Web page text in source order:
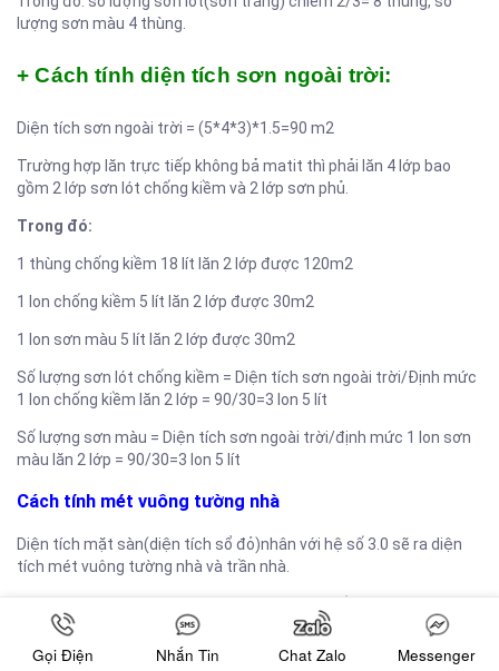
lượng sơn màu 4 thùng.
+ Cách tính diện tích sơn ngoài trời:
Diện tích sơn ngoài trời = (5*4*3)*1.5=90 m2
Trường hợp lăn trực tiếp không bả matit thì phải lăn 4 lớp bao
gồm 2 lớp sơn lót chống kiềm và 2 lớp sơn phủ.
Trong đó:
1 thùng chống kiềm 18 lít lăn 2 lớp được 120m2
1 lon chống kiềm 5 lít lăn 2 lớp được 30m2
1 lon sơn màu 5 lít lăn 2 lớp được 30m2
Số lượng sơn lót chống kiềm = Diện tích sơn ngoài trời/Định mức
1 lon chống kiềm lăn 2 lớp = 90/30=3 lon 5 lít
Số lượng sơn màu = Diện tích sơn ngoài trời/định mức 1 lon sơn
màu lăn 2 lớp = 90/30=3 lon 5 lít
Cách tính mét vuông tường nhà
Diện tích mặt sàn(diện tích sổ đỏ)nhân với hệ số 3.0 sẽ ra diện
tích mét vuông tường nhà và trần nhà.
nhà cần sơn tối đa là 50×3=150m2
Gọi Điện Nhắn Tin Chat Zalo Messenger